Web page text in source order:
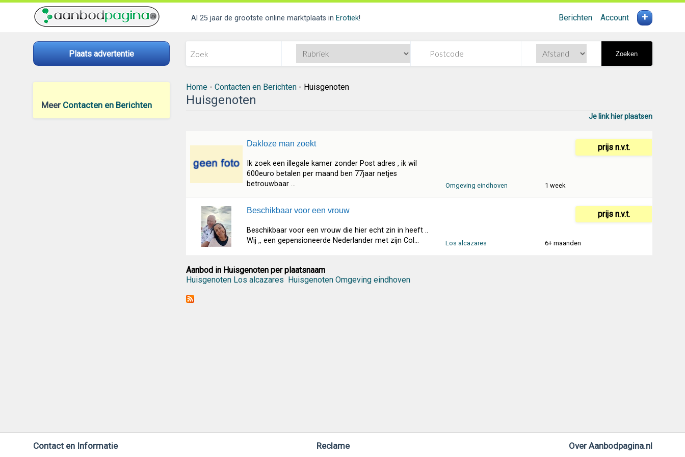
Al 25 jaar de grootste online marktplaats in Erotiek! Berichten Account +
Plaats advertentie Zoeken
Meer Contacten en Berichten
Home- Contacten en Berichten- Huisgenoten
Huisgenoten
Je link hier plaatsen
Dakloze man zoekt
Ik zoek een illegale kamer zonder Post adres , ik wil
600euro betalen per maand ben 77jaar netjes
betrouwbaar ...
prijs n.v.t.
Omgeving eindhoven 1 week
Beschikbaar voor een vrouw
Beschikbaar voor een vrouw die hier echt zin in heeft ..
Wij ,, een gepensioneerde Nederlander met zijn Col...
prijs n.v.t.
Los alcazares 6+ maanden
Aanbod in Huisgenoten per plaatsnaam
Huisgenoten Los alcazares Huisgenoten Omgeving eindhoven
Contact en Informatie Reclame Over Aanbodpagina.nl